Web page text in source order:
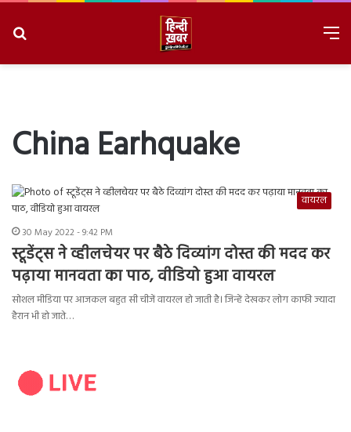
China Earhquake
वायरल
30 May 2022 - 9:42 PM
स्टूडेंट्स ने व्हीलचेयर पर बैठे दिव्यांग दोस्त की मदद कर
पढ़ाया मानवता का पाठ, वीडियो हुआ वायरल
सोशल मीडिया पर आजकल बहुत सी चीजें वायरल हो जाती है। जिन्हें देखकर लोग काफी ज्यादा
हैरान भी हो जाते…